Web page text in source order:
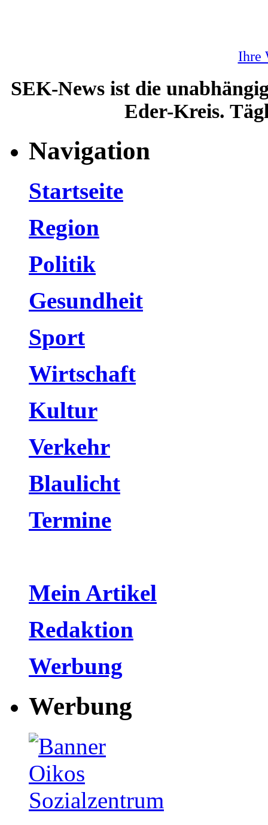
Ihre
SEK-News ist die
Eder-Kreis.
Navigation
Startseite
Region
Politik
Gesundheit
Sport
Wirtschaft
Kultur
Verkehr
Blaulicht
Termine
Mein Artikel
Redaktion
Werbung
Werbung